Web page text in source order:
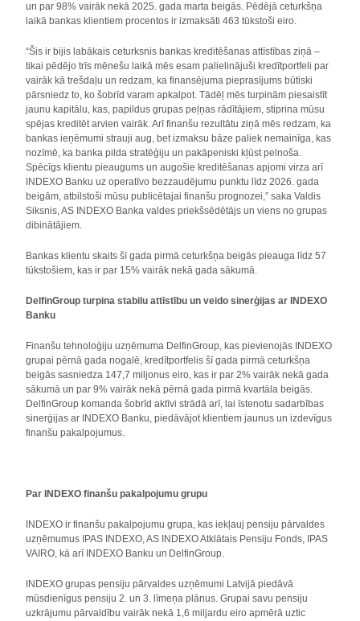
un par 98% vairāk nekā 2025. gada marta beigās. Pēdējā ceturkšņa
laikā bankas klientiem procentos ir izmaksāti 463 tūkstoši eiro.
“Šis ir bijis labākais ceturksnis bankas kreditēšanas attīstības ziņā –
tikai pēdējo trīs mēnešu laikā mēs esam palielinājuši kredītportfeli par
vairāk kā trešdaļu un redzam, ka finansējuma pieprasījums būtiski
pārsniedz to, ko šobrīd varam apkalpot. Tādēļ mēs turpinām piesaistīt
jaunu kapitālu, kas, papildus grupas peļņas rādītājiem, stiprina mūsu
spējas kreditēt arvien vairāk. Arī finanšu rezultātu ziņā mēs redzam, ka
bankas ieņēmumi strauji aug, bet izmaksu bāze paliek nemainīga, kas
nozīmē, ka banka pilda stratēģiju un pakāpeniski kļūst pelnoša.
Spēcīgs klientu pieaugums un augošie kreditēšanas apjomi virza arī
INDEXO Banku uz operatīvo bezzaudējumu punktu līdz 2026. gada
beigām, atbilstoši mūsu publicētajai finanšu prognozei,” saka Valdis
Siksnis, AS INDEXO Banka valdes priekšsēdētājs un viens no grupas
dibinātājiem.
Bankas klientu skaits šī gada pirmā ceturkšņa beigās pieauga līdz 57
tūkstošiem, kas ir par 15% vairāk nekā gada sākumā.
DelfinGroup turpina stabilu attīstību un veido sinerģijas ar INDEXO
Banku
Finanšu tehnoloģiju uzņēmuma DelfinGroup, kas pievienojās INDEXO
grupai pērnā gada nogalē, kredītportfelis šī gada pirmā ceturkšņa
beigās sasniedza 147,7 miljonus eiro, kas ir par 2% vairāk nekā gada
sākumā un par 9% vairāk nekā pērnā gada pirmā kvartāla beigās.
DelfinGroup komanda šobrīd aktīvi strādā arī, lai īstenotu sadarbības
sinerģijas ar INDEXO Banku, piedāvājot klientiem jaunus un izdevīgus
finanšu pakalpojumus.
Par INDEXO finanšu pakalpojumu grupu
INDEXO ir finanšu pakalpojumu grupa, kas iekļauj pensiju pārvaldes
uzņēmumus IPAS INDEXO, AS INDEXO Atklātais Pensiju Fonds, IPAS
VAIRO, kā arī INDEXO Banku un DelfinGroup.
INDEXO grupas pensiju pārvaldes uzņēmumi Latvijā piedāvā
mūsdienīgus pensiju 2. un 3. līmeņa plānus. Grupai savu pensiju
uzkrājumu pārvaldību vairāk nekā 1,6 miljardu eiro apmērā uztic